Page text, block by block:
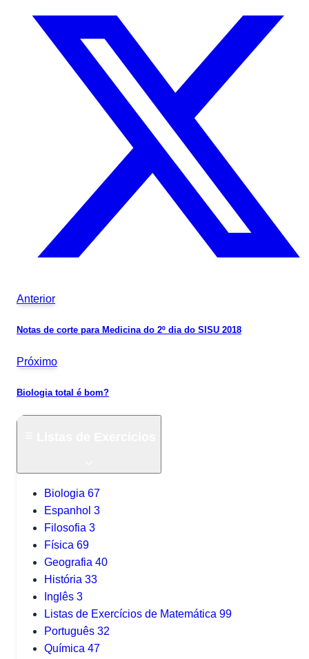
Anterior
Notas de corte para Medicina do 2º dia do SISU 2018
Próximo
Biologia total é bom?
Biologia 67
Espanhol 3
Filosofia 3
Física 69
Geografia 40
História 33
Inglês 3
Listas de Exercícios de Matemática 99
Português 32
Química 47